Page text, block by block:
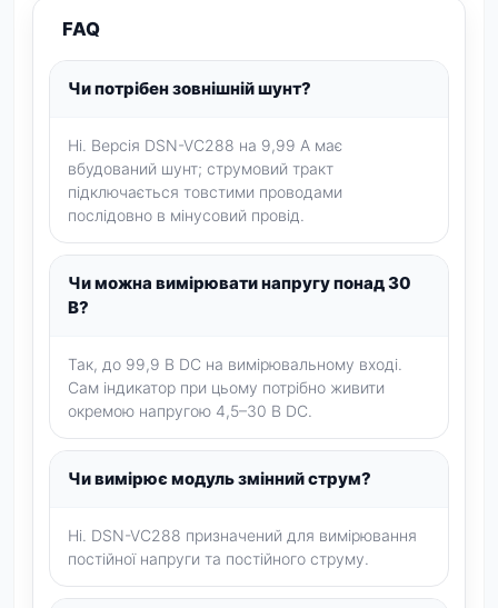
FAQ
Чи потрібен зовнішній шунт?
Ні. Версія DSN-VC288 на 9,99 А має
вбудований шунт; струмовий тракт
підключається товстими проводами
послідовно в мінусовий провід.
Чи можна вимірювати напругу понад 30
В?
Так, до 99,9 В DC на вимірювальному вході.
Сам індикатор при цьому потрібно живити
окремою напругою 4,5–30 В DC.
Чи вимірює модуль змінний струм?
Ні. DSN-VC288 призначений для вимірювання
постійної напруги та постійного струму.